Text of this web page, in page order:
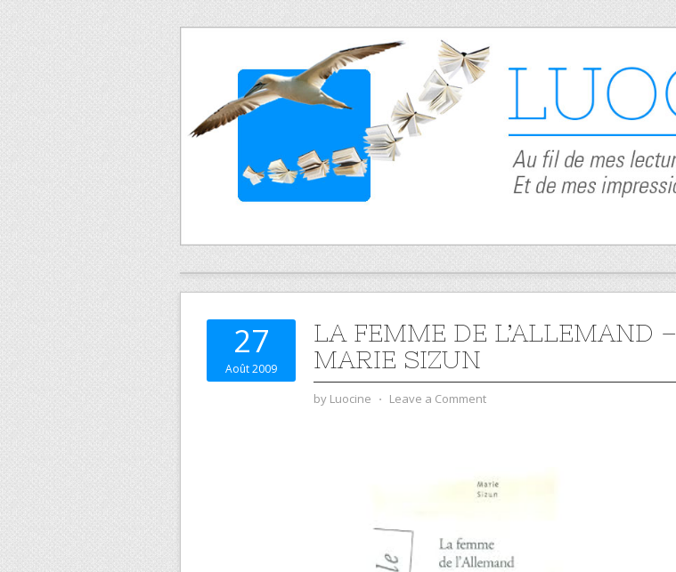
27
Août 2009
LA FEMME DE L’ALLEMAND –
MARIE SIZUN
by Luocine ⋅ Leave a Comment